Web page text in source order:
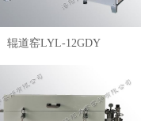
辊道窑LYL-12GDY